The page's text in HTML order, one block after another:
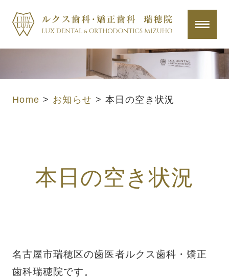
Home > お知らせ > 本日の空き状況
本日の空き状況
名古屋市瑞穂区の歯医者ルクス歯科・矯正
歯科瑞穂院です。